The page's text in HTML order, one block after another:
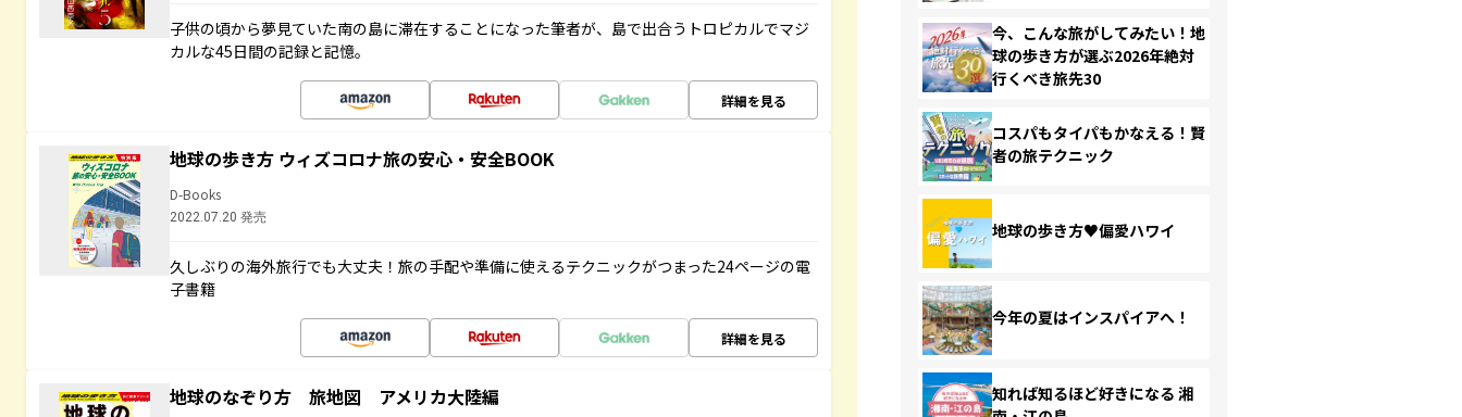
子供の頃から夢見ていた南の島に滞在することになった筆者が、島で出合うトロピカルでマジ
カルな45日間の記録と記憶。
詳細を見る
地球の歩き方 ウィズコロナ旅の安心・安全BOOK
D-Books
2022.07.20 発売
久しぶりの海外旅行でも大丈夫！旅の手配や準備に使えるテクニックがつまった24ページの電
子書籍
詳細を見る
地球のなぞり方 旅地図 アメリカ大陸編
今、こんな旅がしてみたい！地
球の歩き方が選ぶ2026年絶対
行くべき旅先30
コスパもタイパもかなえる！賢
者の旅テクニック
地球の歩き方♥偏愛ハワイ
今年の夏はインスパイアへ！
知れば知るほど好きになる 湘